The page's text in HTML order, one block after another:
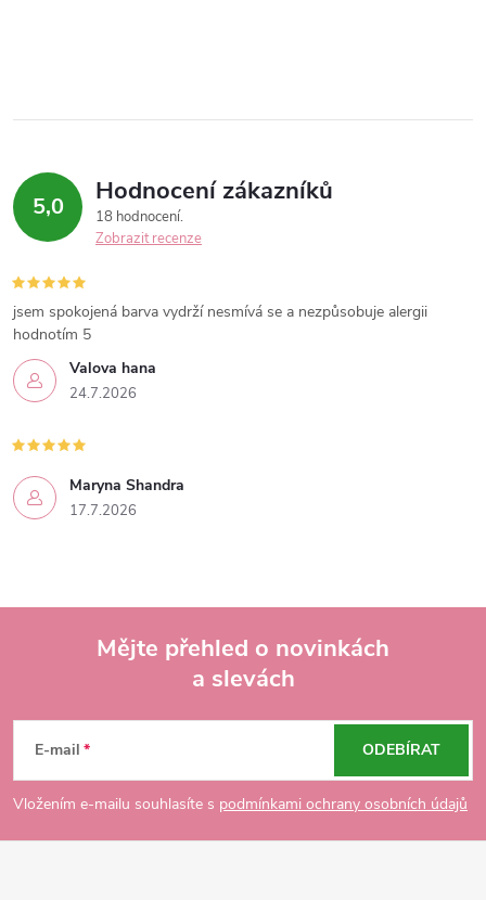
5,0 Hodnocení zákazníků
18 hodnocení
Zobrazit recenze
Valova hana
24.7.2026
jsem spokojená barva vydrží nesmívá se a nezpůsobuje alergii
hodnotím 5
Maryna Shandra
17.7.2026
p
a
Mějte přehled o novinkách
a slevách
E-mail
Vložením e-mailu souhlasíte s podmínkami ochrany osobních údajů
ODEBÍRAT